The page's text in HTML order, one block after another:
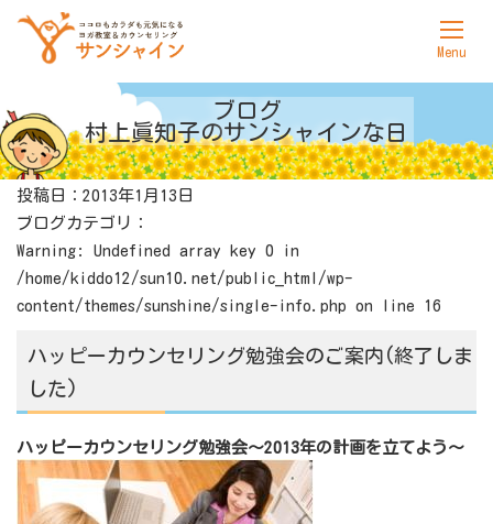
サンシャインについて
ヨガ
カウンセリング
料金表
アクセス
お問合せ
ブログ
村上眞知子のサンシャインな日
投稿日：2013年1月13日
ブログカテゴリ：
Warning : Undefined array key 0 in
/home/kiddo12/sun10.net/public_html/wp-
content/themes/sunshine/single-info.php on line 16
ハッピーカウンセリング勉強会のご案内(終了しま
した)
ハッピーカウンセリング勉強会～2013年の計画を立てよう～